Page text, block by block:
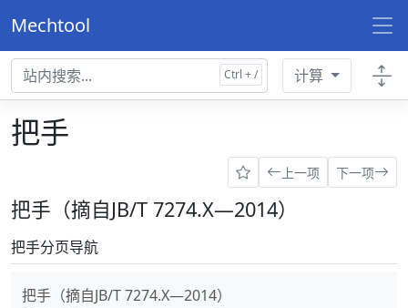
Mechtool
计算
把手
上一项 下一项
把手（摘自JB/T 7274.X—2014）
把手分页导航
把手（摘自JB/T 7274.X—2014）